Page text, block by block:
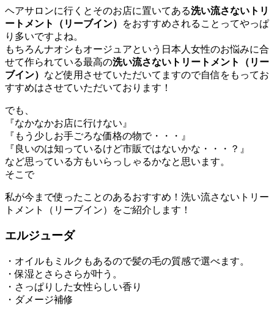
ヘアサロンに行くとそのお店に置いてある洗い流さないトリ
ートメント（リーブイン）
をおすすめされることってやっぱ
り多いですよね。
もちろんナオシもオージュアという日本人女性のお悩みに合
せて作られている最高の洗い流さないトリートメント（リー
ブイン） など使用させていただいてますので自信をもってお
すすめはさせていただいております！
でも、
『なかなかお店に行けない』
『もう少しお手ごろな価格の物で・・・』
『良いのは知っているけど市販ではないかな・・・？』
など思っている方もいらっしゃるかなと思います。
そこで
私が今まで使ったことのあるおすすめ！洗い流さないトリー
トメント（リーブイン）をご紹介します！
エルジューダ
・オイルもミルクもあるので髪の毛の質感で選べます。
・保湿とさらさらが叶う。
・さっぱりした女性らしい香り
・ダメージ補修